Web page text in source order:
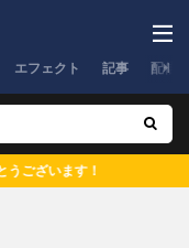
エフェクト 記事 配信
ございます！